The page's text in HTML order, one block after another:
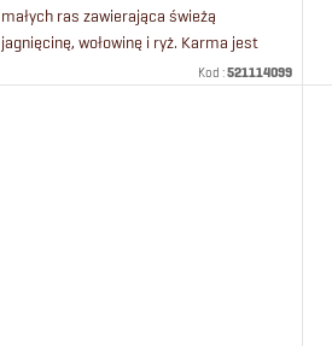
małych ras zawierająca świeżą
jagnięcinę, wołowinę i ryż. Karma jest
odpowiednia także dla ciężarnych i
Kod :521114099